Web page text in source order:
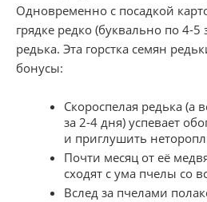
Одновременно с посадкой
грядке редко (буквально по 4-5
редька. Эта горстка семян
бонусы:
Скороспелая редька (а
за 2-4 дня) успевает
и приглушить
Почти месяц от её
сходят с ума пчелы со
Вслед за пчелами